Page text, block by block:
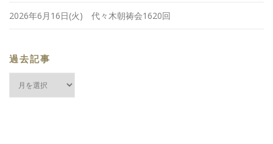
2026年6月16日(火) 代々木朝祷会1620回
過去記事